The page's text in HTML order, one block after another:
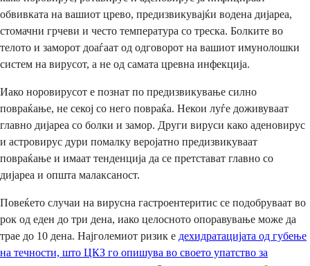
обвивката на вашиот црево, предизвикувајќи водена дијареа,
стомачни грчеви и често температура со треска. Болките во
телото и заморот доаѓаат од одговорот на вашиот имунолошки
систем на вирусот, а не од самата цревна инфекција.
Иако норовирусот е познат по предизвикување силно
повраќање, не секој со него повраќа. Некои луѓе доживуваат
главно дијареа со болки и замор. Други вируси како аденовирус
и астровирус дури помалку веројатно предизвикуваат
повраќање и имаат тенденција да се претстават главно со
дијареа и општа малаксаност.
Повеќето случаи на вирусна гастроентеритис се подобруваат во
рок од еден до три дена, иако целосното опоравување може да
трае до 10 дена. Најголемиот ризик е дехидратацијата од губење
на течности, што ЦКЗ го опишува во своето упатство за